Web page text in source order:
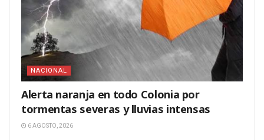
NACIONAL
Alerta naranja en todo Colonia por
tormentas severas y lluvias intensas
6 AGOSTO, 2026